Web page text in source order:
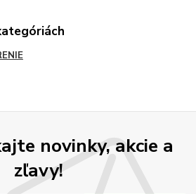
novinky, akcie a
zľavy!